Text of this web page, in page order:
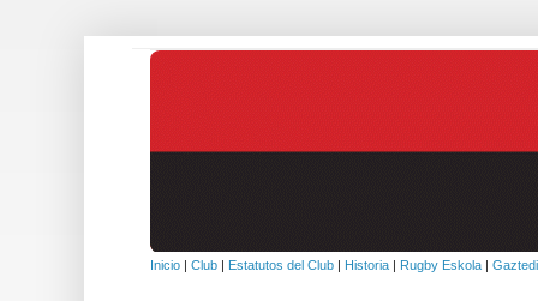
Inicio | Club | Estatutos del Club | Historia | Rugby Eskola |